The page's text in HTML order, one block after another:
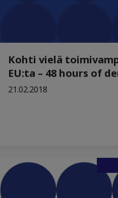
Kohti vielä
EU:ta – 48 hours of
21.02.2018